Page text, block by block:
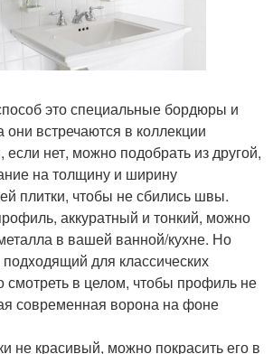
это специальные бордюры и
они встречаются в коллекции
если нет, можно подобрать из другой,
на толщину и ширину
плитки, чтобы не сбились швы.
аккуратный и тонкий, можно
в вашей ванной/кухне. Но
подxодящий для классических
смотреть в целом, чтобы профиль не
современная ворона на фоне
не красивый, можно покрасить его в